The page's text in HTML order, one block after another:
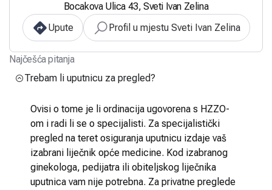
Bocakova Ulica 43, Sveti Ivan Zelina
Upute
Profil u mjestu Sveti Ivan Zelina
Najčešća pitanja
Trebam li uputnicu za pregled?
Ovisi o tome je li ordinacija ugovorena s HZZO-
om i radi li se o specijalisti. Za specijalistički
pregled na teret osiguranja uputnicu izdaje vaš
izabrani liječnik opće medicine. Kod izabranog
ginekologa, pedijatra ili obiteljskog liječnika
uputnica vam nije potrebna. Za privatne preglede